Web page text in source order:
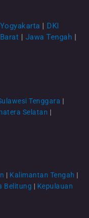
| DKI
| Jawa Tengah |
Tenggara |
Selatan |
| Kalimantan Tengah |
Belitung | Kepulauan